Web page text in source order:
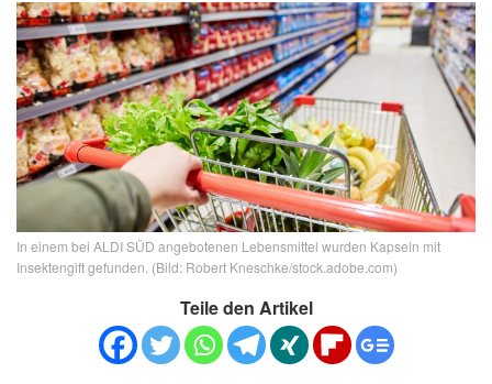
In einem bei ALDI SÜD angebotenen Lebensmittel wurden Kapseln mit
Insektengift gefunden. (Bild: Robert Kneschke/stock.adobe.com)
Teile den Artikel